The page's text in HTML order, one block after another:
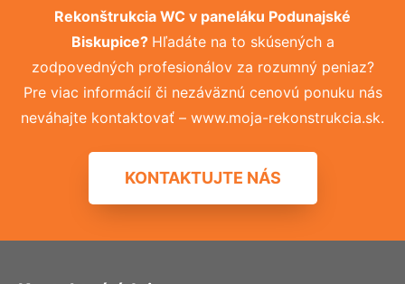
Rekonštrukcia WC v paneláku Podunajské
Biskupice? Hľadáte na to skúsených a
zodpovedných profesionálov za rozumný peniaz?
Pre viac informácií či nezáväznú cenovú ponuku nás
neváhajte kontaktovať – www.moja-rekonstrukcia.sk.
KONTAKTUJTE NÁS